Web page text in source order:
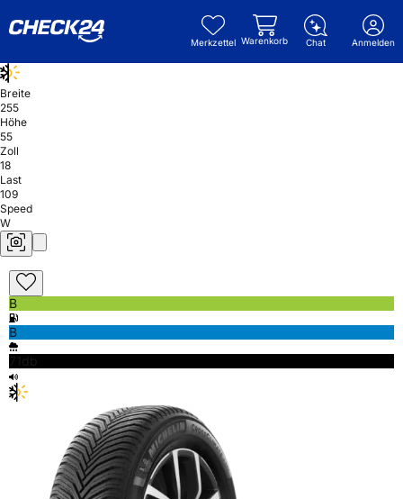
Merkzettel Warenkorb Chat Anmelden
Breite
255
Höhe
55
Zoll
18
Last
109
Speed
W
B
B
71db